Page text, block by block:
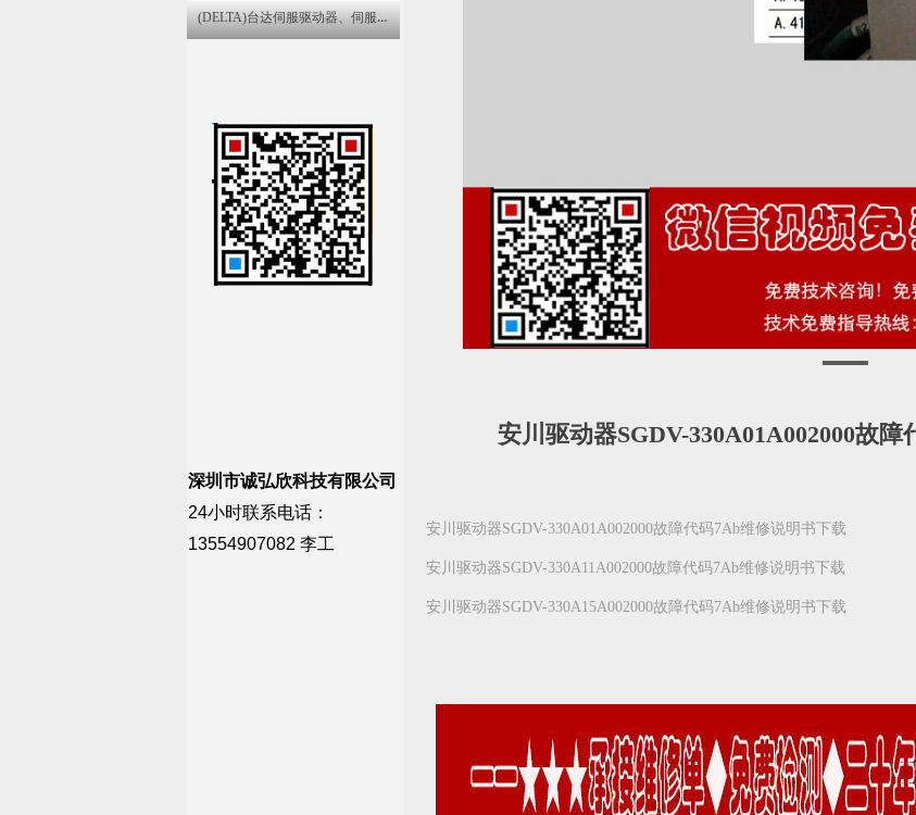
安川驱动器SGDV-330A01A002000故
安川驱动器SGDV-330A01A002000故障代码7Ab维修说明书下载
安川驱动器SGDV-330A11A002000故障代码7Ab维修说明书下载
安川驱动器SGDV-330A15A002000故障代码7Ab维修说明书下载
深圳市诚弘欣科技有限公司
24小时联系电话：
13554907082 李工
(DELTA)台达伺服驱动器、伺服电机、变频器销售与售后咨询维修服务中心